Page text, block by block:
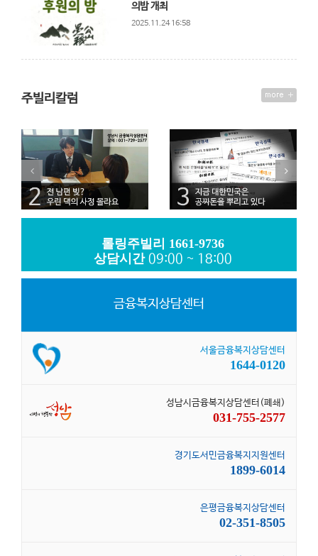
의밤 개최
2025.11.24 16:58
주빌리칼럼
롤링주빌리 1661-9736
상담시간09:00 ~ 18:00
금융복지상담센터
서울금융복지상담센터
1644-0120
성남시금융복지상담센터(폐쇄)
031-755-2577
경기도서민금융복지지원센터
1899-6014
은평금융복지상담센터
02-351-8505